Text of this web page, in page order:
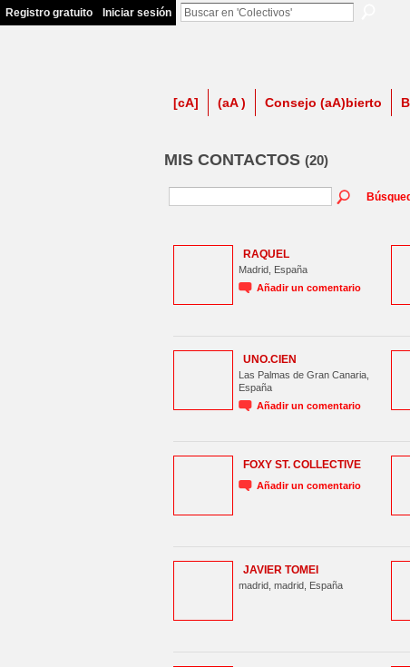
Registro gratuito Iniciar sesión
[cA] (aA ) Consejo (aA)bierto
MIS CONTACTOS (20)
RAQUEL
Madrid, España
Añadir un comentario
UNO.CIEN
Las Palmas de Gran Canaria,
España
Añadir un comentario
FOXY ST. COLLECTIVE
Añadir un comentario
JAVIER TOMEI
madrid, madrid, España